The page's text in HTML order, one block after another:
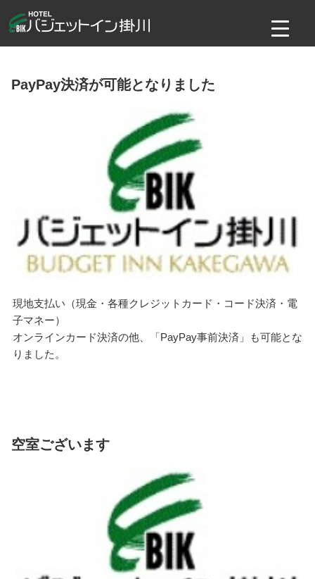
ン
PayPay決済が可能となりました
現地支払い（現金・各種クレジットカード・コード決済・電
子マネー）
オンラインカード決済の他、「PayPay事前決済」も可能とな
りました。
空室ございます